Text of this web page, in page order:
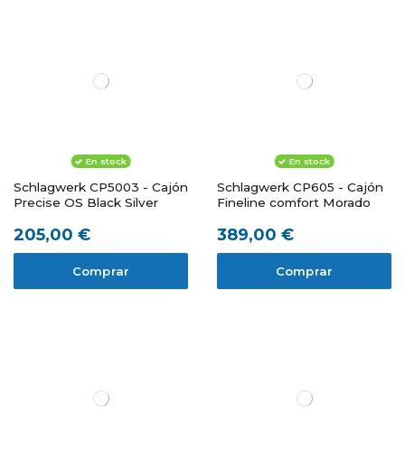
En stock
Schlagwerk CP5003 - Cajón
Precise OS Black Silver
205,00 €
Comprar
En stock
Schlagwerk CP605 - Cajón
Fineline comfort Morado
389,00 €
Comprar